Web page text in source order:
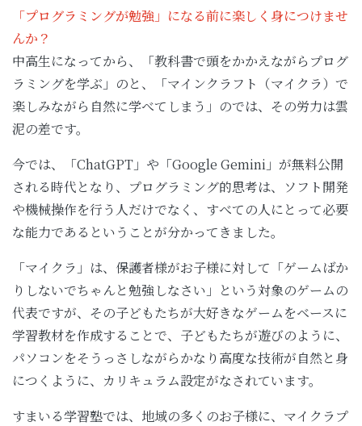
「プログラミングが勉強」になる前に楽しく身につけませ
んか？
中高生になってから、「教科書で頭をかかえながらプログ
ラミングを学ぶ」のと、「マインクラフト（マイクラ）で
楽しみながら自然に学べてしまう」のでは、その労力は雲
泥の差です。
今では、「ChatGPT」や「Google Gemini」が無料公開
される時代となり、プログラミング的思考は、ソフト開発
や機械操作を行う人だけでなく、すべての人にとって必要
な能力であるということが分かってきました。
「マイクラ」は、保護者様がお子様に対して「ゲームばか
りしないでちゃんと勉強しなさい」という対象のゲームの
代表ですが、その子どもたちが大好きなゲームをベースに
学習教材を作成することで、子どもたちが遊びのように、
パソコンをそうっさしながらかなり高度な技術が自然と身
につくように、カリキュラム設定がなされています。
すまいる学習塾では、地域の多くのお子様に、マイクラプ